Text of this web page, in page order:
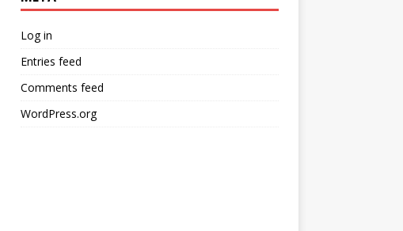
Log in
Entries feed
Comments feed
WordPress.org